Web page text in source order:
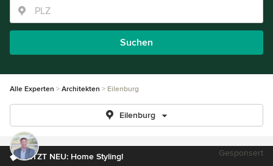
Suchen
Alle Experten Architekten Eilenburg
Eilenburg
JETZT NEU: Home Styling! Gesponsert